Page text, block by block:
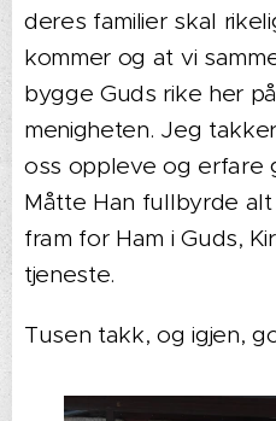
deres familier skal
kommer og at vi
bygge Guds rike her
menigheten. Jeg
oss oppleve og erfare
Måtte Han fullbyrde
fram for Ham i Guds,
tjeneste.
Tusen takk, og igjen,